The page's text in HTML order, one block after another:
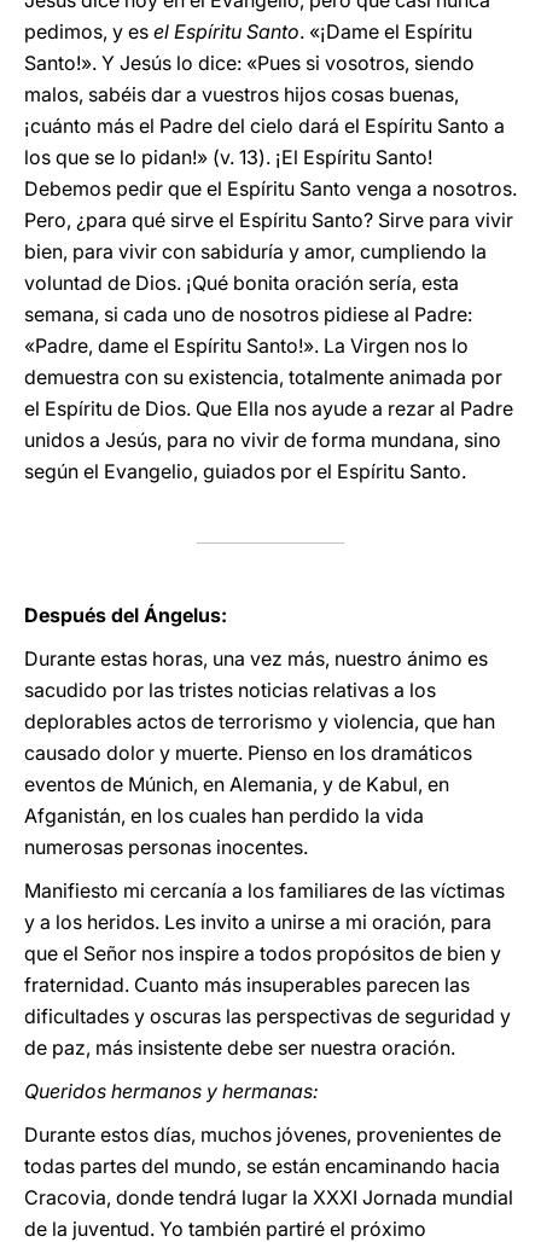
pedimos, y es el Espíritu Santo. «¡Dame el Espíritu
Santo!». Y Jesús lo dice: «Pues si vosotros, siendo
malos, sabéis dar a vuestros hijos cosas buenas,
¡cuánto más el Padre del cielo dará el Espíritu Santo a
los que se lo pidan!» (v. 13). ¡El Espíritu Santo!
Debemos pedir que el Espíritu Santo venga a nosotros.
Pero, ¿para qué sirve el Espíritu Santo? Sirve para vivir
bien, para vivir con sabiduría y amor, cumpliendo la
voluntad de Dios. ¡Qué bonita oración sería, esta
semana, si cada uno de nosotros pidiese al Padre:
«Padre, dame el Espíritu Santo!». La Virgen nos lo
demuestra con su existencia, totalmente animada por
el Espíritu de Dios. Que Ella nos ayude a rezar al Padre
unidos a Jesús, para no vivir de forma mundana, sino
según el Evangelio, guiados por el Espíritu Santo.
Después del Ángelus:
Durante estas horas, una vez más, nuestro ánimo es
sacudido por las tristes noticias relativas a los
deplorables actos de terrorismo y violencia, que han
causado dolor y muerte. Pienso en los dramáticos
eventos de Múnich, en Alemania, y de Kabul, en
Afganistán, en los cuales han perdido la vida
numerosas personas inocentes.
Manifiesto mi cercanía a los familiares de las víctimas
y a los heridos. Les invito a unirse a mi oración, para
que el Señor nos inspire a todos propósitos de bien y
fraternidad. Cuanto más insuperables parecen las
dificultades y oscuras las perspectivas de seguridad y
de paz, más insistente debe ser nuestra oración.
Queridos hermanos y hermanas:
Durante estos días, muchos jóvenes, provenientes de
todas partes del mundo, se están encaminando hacia
Cracovia, donde tendrá lugar la XXXI Jornada mundial
de la juventud. Yo también partiré el próximo